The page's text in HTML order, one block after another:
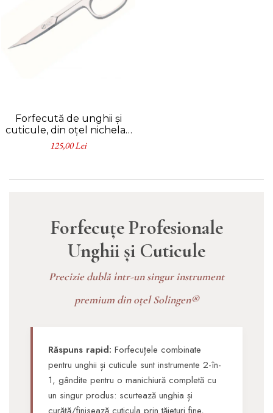
Forfecută de unghii și
cuticule, din oțel nichelat,
9 cm, Erbe Solingen
125,00 Lei
Forfecuțe Profesionale
Unghii și Cuticule
Precizie dublă într-un singur instrument
premium din oțel Solingen®
Răspuns rapid: Forfecuțele combinate
pentru unghii și cuticule sunt instrumente 2-în-
1, gândite pentru o manichiură completă cu
un singur produs: scurtează unghia și